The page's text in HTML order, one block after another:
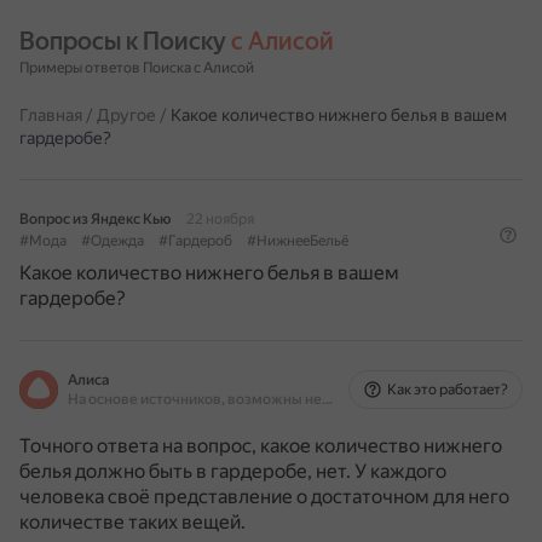
Вопросы к Поиску с Алисой
Примеры ответов Поиска с Алисой
Главная / Другое / Какое количество нижнего белья в вашем
гардеробе?
Вопрос из Яндекс Кью
22 ноября
#Мода
#Одежда #Гардероб #НижнееБельё
Какое количество нижнего белья в вашем
гардеробе?
Алиса
На основе источников, возможны неточности
Как это работает?
Точного ответа на вопрос, какое количество нижнего
белья должно быть в гардеробе, нет. У каждого
человека своё представление о достаточном для него
количестве таких вещей.